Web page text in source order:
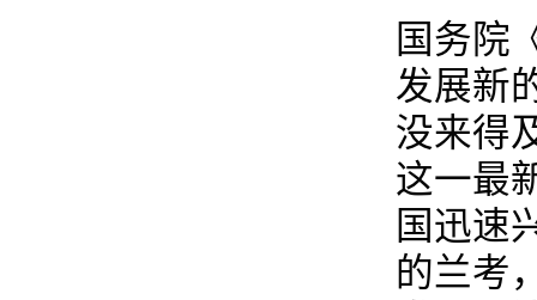
国务院
发展新
没来得
这一最
国迅速
的兰考